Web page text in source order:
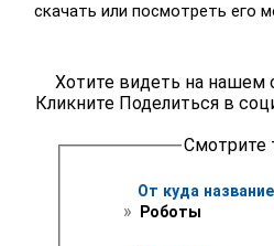
скачать или посмотреть его
Хотите видеть на нашем
Кликните Поделиться в
Смотрите
От куда
» Роботы